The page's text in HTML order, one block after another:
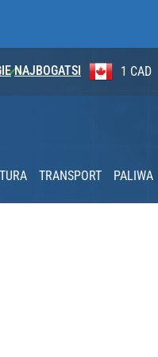
NAJBOGATSI
roku? 1 AUD
TRANSPORT PALIWA